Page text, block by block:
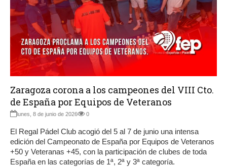
Zaragoza corona a los campeones del VIII Cto.
de España por Equipos de Veteranos
lunes, 8 de junio de 2026 0
El Regal Pádel Club acogió del 5 al 7 de junio una intensa
edición del Campeonato de España por Equipos de Veteranos
+50 y Veteranas +45, con la participación de clubes de toda
España en las categorías de 1ª, 2ª y 3ª categoría.